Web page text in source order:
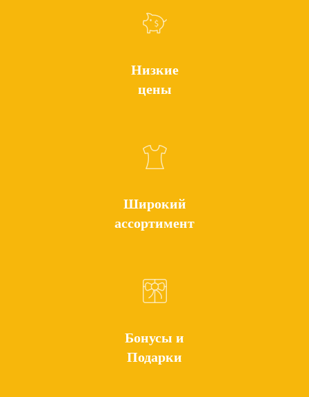
Низкие
цены
Широкий
ассортимент
Бонусы и
Подарки